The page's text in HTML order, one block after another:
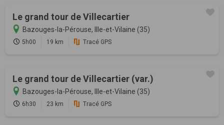
Le grand tour de Villecartier
Bazouges-la-Pérouse, Ille-et-Vilaine (35)
5h00 19 km Tracé GPS
Le grand tour de Villecartier (var.)
Bazouges-la-Pérouse, Ille-et-Vilaine (35)
6h30 23 km Tracé GPS